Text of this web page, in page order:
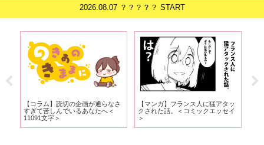
2026.08.07 ？？？？？ START
【コラム】読切の企画が通らなさ
すぎて苦しんでいるあなたへ＜
11091文字＞
【マンガ】フランス人に猛アタッ
クされた話。＜コミックエッセイ
＞